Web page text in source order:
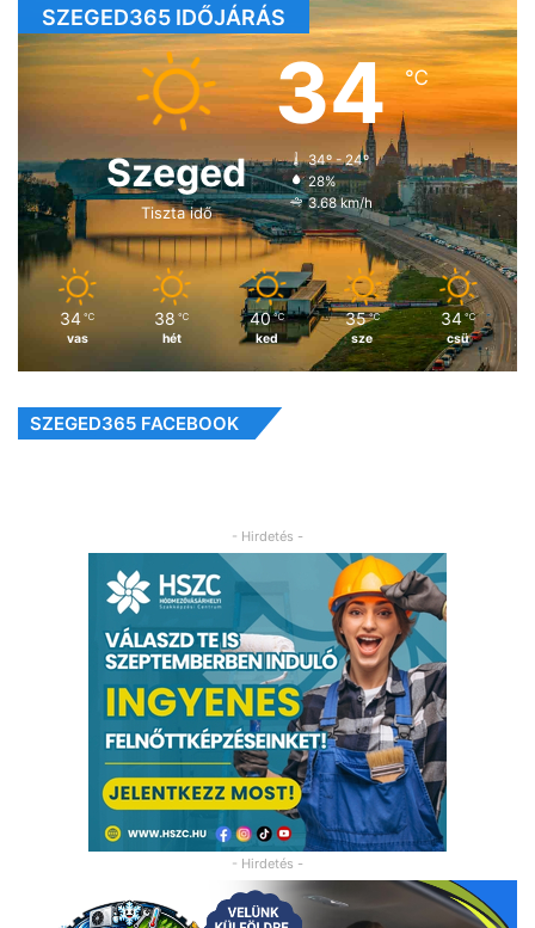
SZEGED365 IDŐJÁRÁS
Szeged
Tiszta idő
34℃
34º - 24º
28%
3.68 km/h
34 ℃
vas
38 ℃
hét
40 ℃
ked
35 ℃
sze
34 ℃
csü
SZEGED365 FACEBOOK
- Hirdetés -
- Hirdetés -